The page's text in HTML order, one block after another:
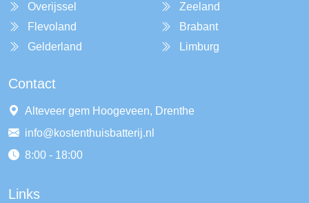
Overijssel
Flevoland
Gelderland
Zeeland
Brabant
Limburg
Contact
Alteveer gem Hoogeveen, Drenthe
info@kostenthuisbatterij.nl
8:00 - 18:00
Links